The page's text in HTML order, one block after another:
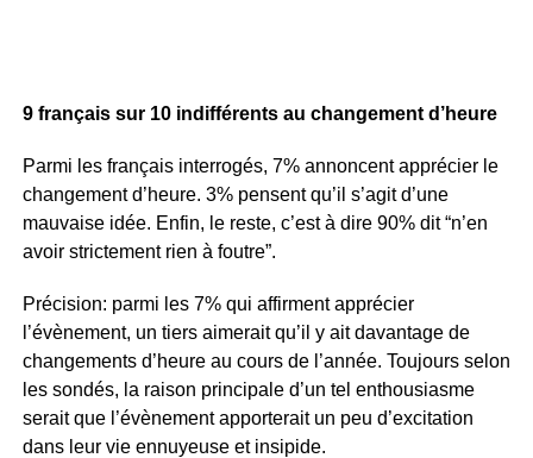
9 français sur 10 indifférents au changement d’heure
Parmi les français interrogés, 7% annoncent apprécier le
changement d’heure. 3% pensent qu’il s’agit d’une
mauvaise idée. Enfin, le reste, c’est à dire 90% dit “n’en
avoir strictement rien à foutre”.
Précision: parmi les 7% qui affirment apprécier
l’évènement, un tiers aimerait qu’il y ait davantage de
changements d’heure au cours de l’année. Toujours selon
les sondés, la raison principale d’un tel enthousiasme
serait que l’évènement apporterait un peu d’excitation
dans leur vie ennuyeuse et insipide.